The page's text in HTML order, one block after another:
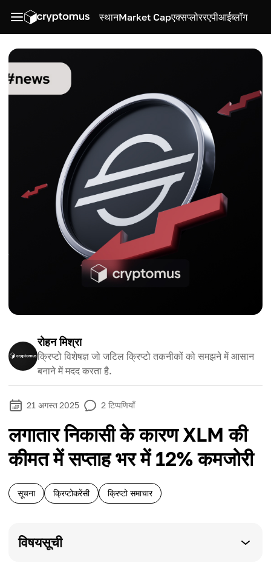
स्थानMarket Capएक्सप्लोररएपीआईब्लॉग
रोहन मिश्रा
क्रिप्टो विशेषज्ञ जो जटिल क्रिप्टो तकनीकों को समझने में आसान
बनाने में मदद करता है.
21 अगस्त 2025 2 टिप्पणियाँ
लगातार निकासी के कारण XLM की
कीमत में सप्ताह भर में 12% कमजोरी
सूचना क्रिप्टोकरेंसी क्रिप्टो समाचार
विषयसूची